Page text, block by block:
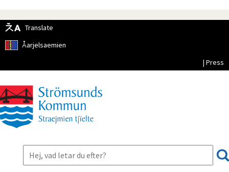
Translate
Åarjelsaemien
| Press